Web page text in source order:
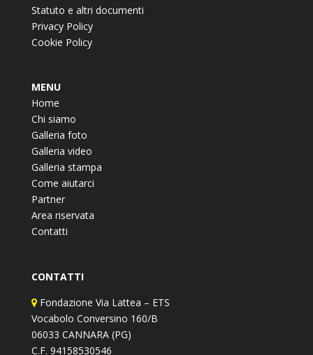
Statuto e altri documenti
Privacy Policy
Cookie Policy
MENU
Home
Chi siamo
Galleria foto
Galleria video
Galleria stampa
Come aiutarci
Partner
Area riservata
Contatti
CONTATTI
Fondazione Via Lattea – ETS
Vocabolo Conversino 160/B
06033 CANNARA (PG)
C.F. 94158530546